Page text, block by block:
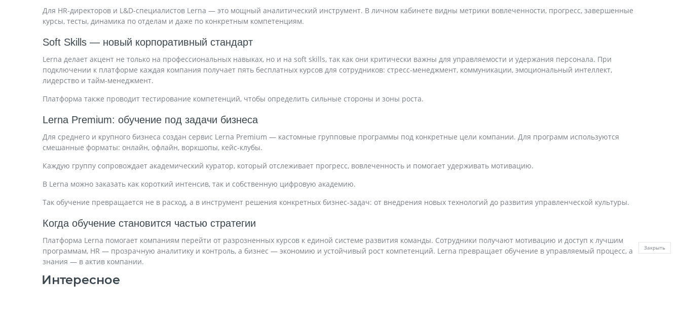
Для HR-директоров и L&D-специалистов Lerna — это мощный аналитический инструмент. В личном кабинете видны метрики вовлеченности, прогресс, завершенные
курсы, тесты, динамика по отделам и даже по конкретным компетенциям.
Soft Skills — новый корпоративный стандарт
Lerna делает акцент не только на профессиональных навыках, но и на soft skills, так как они критически важны для управляемости и удержания персонала. При
подключении к платформе каждая компания получает пять бесплатных курсов для сотрудников: стресс-менеджмент, коммуникации, эмоциональный интеллект,
лидерство и тайм-менеджмент.
Платформа также проводит тестирование компетенций, чтобы определить сильные стороны и зоны роста.
Lerna Premium: обучение под задачи бизнеса
Для среднего и крупного бизнеса создан сервис Lerna Premium — кастомные групповые программы под конкретные цели компании. Для программ используются
смешанные форматы: онлайн, офлайн, воркшопы, кейс-клубы.
Каждую группу сопровождает академический куратор, который отслеживает прогресс, вовлеченность и помогает удерживать мотивацию.
В Lerna можно заказать как короткий интенсив, так и собственную цифровую академию.
Так обучение превращается не в расход, а в инструмент решения конкретных бизнес-задач: от внедрения новых технологий до развития управленческой культуры.
Когда обучение становится частью стратегии
Платформа Lerna помогает компаниям перейти от разрозненных курсов к единой системе развития команды. Сотрудники получают мотивацию и доступ к лучшим
программам, HR — прозрачную аналитику и контроль, а бизнес — экономию и устойчивый рост компетенций. Lerna превращает обучение в управляемый процесс, а
знания — в актив компании.
Интересное
Закрыть